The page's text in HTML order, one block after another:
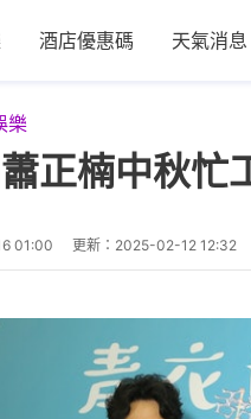
酒店優惠碼 天氣消息
樂
正楠中秋
01:00 更新： 2025-02-12 12:32